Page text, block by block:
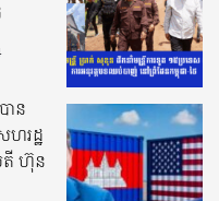
ាន
រដ្ឋ
បតី ហ៊ុន